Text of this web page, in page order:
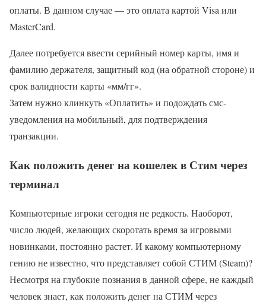
оплаты. В данном случае — это оплата картой Visa или
MasterCard.
Далее потребуется ввести серийный номер карты, имя и
фамилию держателя, защитный код (на обратной стороне) и
срок валидности карты «мм/гг».
Затем нужно клинкуть «Оплатить» и подождать смс-
уведомления на мобильный, для подтверждения
транзакции.
Как положить денег на кошелек в Стим через
терминал
Компьютерные игроки сегодня не редкость. Наоборот,
число людей, желающих скоротать время за игровыми
новинками, постоянно растет. И какому компьютерному
гению не известно, что представляет собой СТИМ (Steam)?
Несмотря на глубокие познания в данной сфере, не каждый
человек знает, как положить денег на СТИМ через